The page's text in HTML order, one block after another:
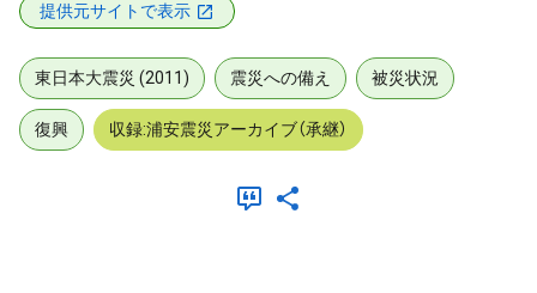
提供元サイトで表示
東日本大震災 (2011) 震災への備え 被災状況
復興 収録:浦安震災アーカイブ（承継）